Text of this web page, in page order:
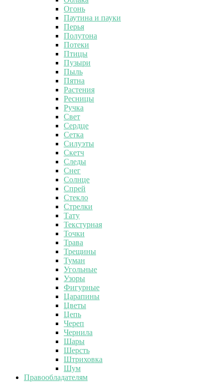
Огонь
Паутина и пауки
Перья
Полутона
Потеки
Птицы
Пузыри
Пыль
Пятна
Растения
Ресницы
Ручка
Свет
Сердце
Сетка
Силуэты
Скетч
Следы
Снег
Солнце
Спрей
Стекло
Стрелки
Тату
Текстурная
Точки
Трава
Трещины
Туман
Угольные
Узоры
Фигурные
Царапины
Цветы
Цепь
Череп
Чернила
Шары
Шерсть
Штриховка
Шум
Правообладателям